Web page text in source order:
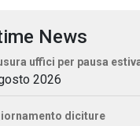
News
uffici per pausa
2026
diciture